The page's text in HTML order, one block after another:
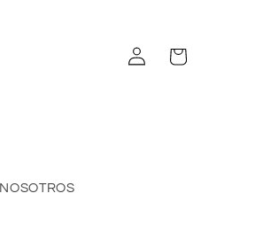
NOSOTROS
Iniciar
sesión
Carrito